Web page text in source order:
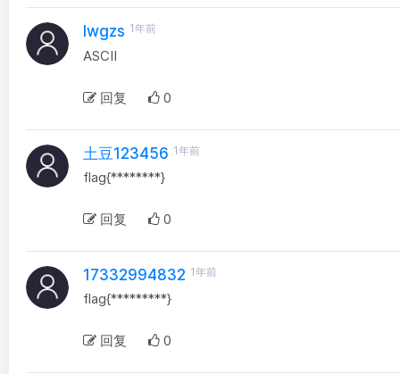
lwgzs 1年前
ASCII
回复 0
土豆123456 1年前
flag{********}
回复 0
17332994832 1年前
flag{*********}
回复 0